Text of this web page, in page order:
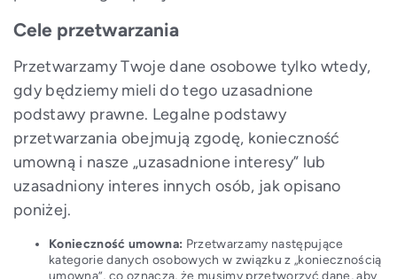
Cele przetwarzania
Przetwarzamy Twoje dane osobowe tylko wtedy,
gdy będziemy mieli do tego uzasadnione
podstawy prawne. Legalne podstawy
przetwarzania obejmują zgodę, konieczność
umowną i nasze „uzasadnione interesy” lub
uzasadniony interes innych osób, jak opisano
poniżej.
Konieczność umowna: Przetwarzamy następujące
kategorie danych osobowych w związku z „koniecznością
umowną”, co oznacza, że musimy przetworzyć dane, aby